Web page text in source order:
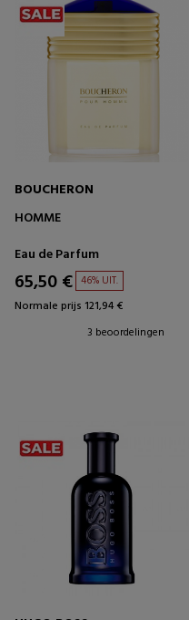
BOUCHERON
HOMME
Eau de Parfum
65,50 € 46% UIT.
Normale prijs 121,94 €
3 beoordelingen